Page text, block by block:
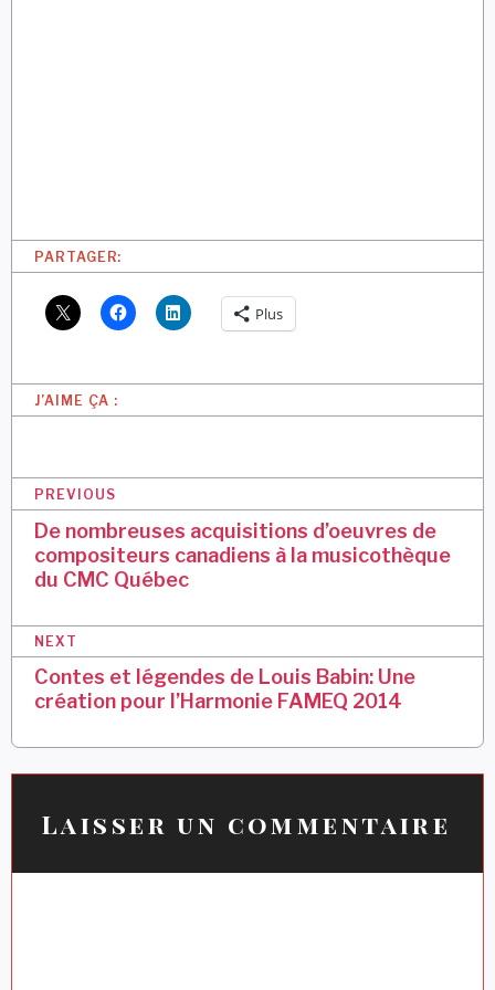
PARTAGER:
Plus
J’AIME ÇA :
N
g
i
o
PREVIOUS
De nombreuses acquisitions d’oeuvres de
compositeurs canadiens à la musicothèque
du CMC Québec
NEXT
Contes et légendes de Louis Babin: Une
création pour l’Harmonie FAMEQ 2014
Laisser un commentaire